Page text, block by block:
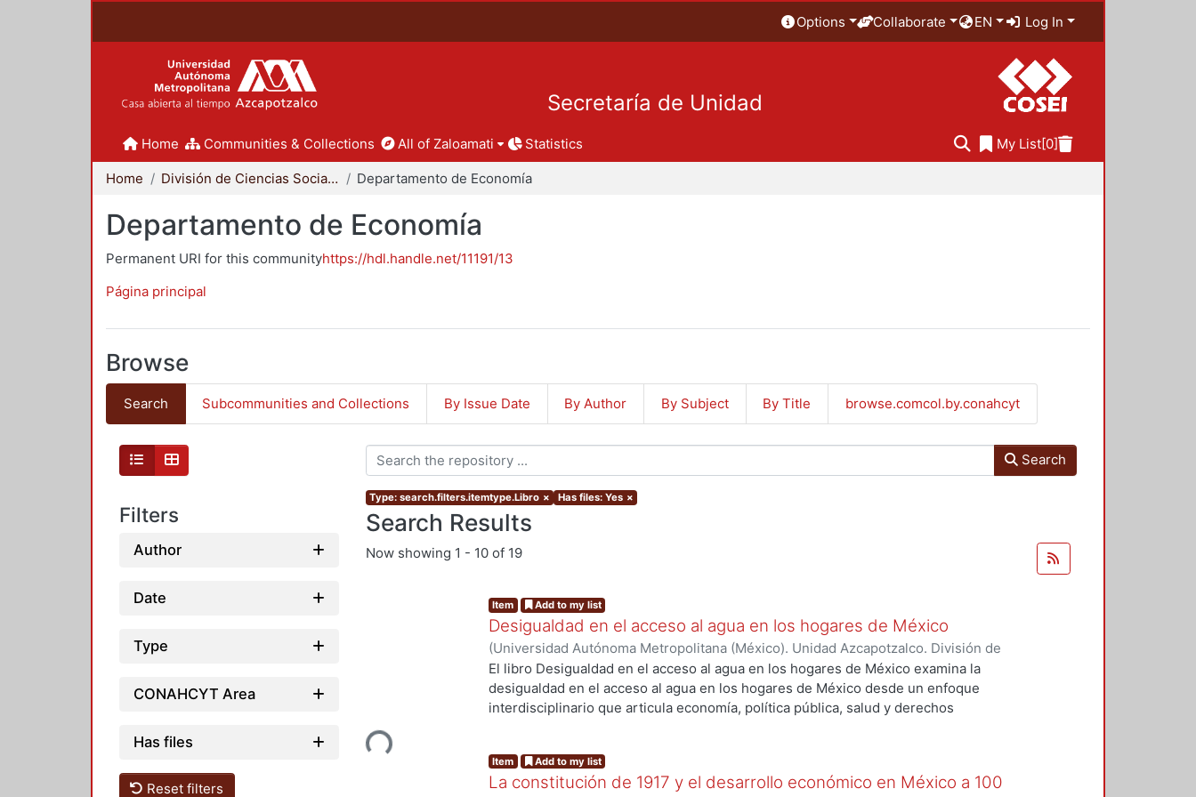
Options Collaborate EN Log In
Secretaría de Unidad
Home Communities & Collections All of Zaloamati Statistics My List[0]
Home División de Ciencias Sociales y Humanidades Departamento de Economía
Departamento de Economía
Permanent URI for this communityhttps://hdl.handle.net/11191/13
Página principal
Browse
Search Subcommunities and Collections By Issue Date By Author By Subject By Title browse.comcol.by.conahcyt
Filters
Author
Date
Type
CONAHCYT Area
Has files
Reset filters
Search
Type: search.filters.itemtype.Libro × Has files: Yes ×
Search Results
Now showing 1 - 10 of 19
Loading...
Item Add to my list
Desigualdad en el acceso al agua en los hogares de México
(Universidad Autónoma Metropolitana (México). Unidad Azcapotzalco. División de
Ciencias Sociales y Humanidades., 2026)Revollo Fernández, Daniel Alfredo;
Rodriguez-Tapia, Lilia;Morales-Novelo, Jorge A; Sainz Zamora, Alejandro;Álvarez
Crespo, Pablo Arturo ;Soto-Montes-de-Oca, Gloria;Ramírez Fuentes, Alfredo
Ramos-Bueno, Arturo
Aguilar, Bertha;Tellman, Beth ;Lerner, Amy M.; Sosa Rodriguez, Fabiola S.; Alvarado
El libro Desigualdad en el acceso al agua en los hogares de México examina la
desigualdad en el acceso al agua en los hogares de México desde un enfoque
interdisciplinario que articula economía, política pública, salud y derechos
brechas en dimensiones clave del derecho humano al agua: disponibilidad, calidad,
accesibilidad, continuidad y asequibilidad. Los estudios documentan que la
Item Add to my list
La constitución de 1917 y el desarrollo económico en México a 100